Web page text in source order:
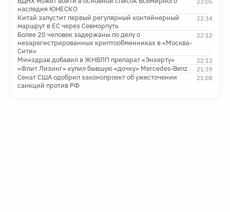
23:05
наследия ЮНЕСКО
22:34
Китай запустит первый регулярный контейнерный
маршрут в ЕС через Севморпуть
22:12
Более 20 человек задержаны по делу о
незарегистрированных криптообменниках в «Москва-
Сити»
22:12
Минздрав добавил в ЖНВЛП препарат «Энхерту»
21:39
«Флит Лизинг» купил бывшую «дочку» Mercedes-Benz
21:08
Сенат США одобрил законопроект об ужесточении
санкций против РФ